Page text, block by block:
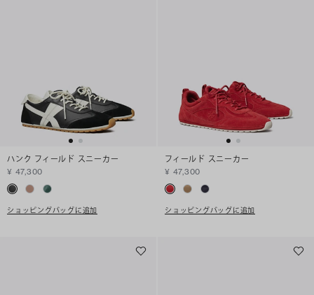
ハンク フィールド スニーカー
¥ 47,300
ショッピングバッグに追加
フィールド スニーカー
¥ 47,300
ショッピングバッグに追加